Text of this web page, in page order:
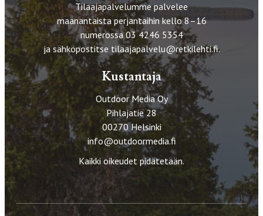
Tilaajapalvelumme palvelee
maanantaista perjantaihin kello 8–16
numerossa 03 4246 5354
ja sähköpostitse tilaajapalvelu@retkilehti.fi.
Kustantaja
Outdoor Media Oy
Pihlajatie 28
00270 Helsinki
info@outdoormedia.fi
Kaikki oikeudet pidätetään.